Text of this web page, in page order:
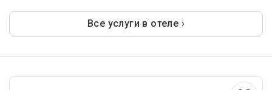
Все услуги в отеле ›